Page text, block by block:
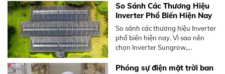
mái nhà, nổi bật là cơ chế bán
điện dư lên lưới.
So Sánh Các Thương Hiệu
Inverter Phổ Biến Hiện Nay
So sánh các thương hiệu Inverter
phổ biến hiện nay. Vì sao nên
chọn Inverter Sungrow,
từ BKE Solar.
Phóng sự điện mặt trời ban